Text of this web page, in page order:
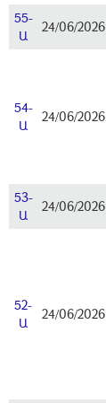
55-
Ա
24/06/2026
54-
Ա
24/06/2026
53-
Ա
24/06/2026
52-
Ա
24/06/2026